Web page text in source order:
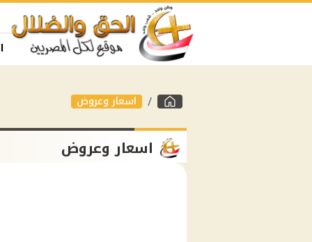
اسعار وعروض
اسعار وعروض